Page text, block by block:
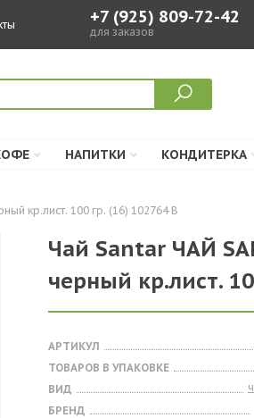
+7 (925) 809-72-42
для заказов
НАПИТКИ КОНДИТЕРКА
кр.лист. 100 гр. (16) 102764 В
Чай Santar ЧАЙ
черный кр.лист.
АРТИКУЛ
ТОВАРОВ В УПАКОВКЕ
ВИД
БРЕНД